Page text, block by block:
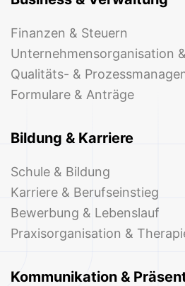
Finanzen & Steuern
Unternehmensorganisation
Qualitäts- &
Formulare & Anträge
Bildung & Karriere
Schule & Bildung
Karriere & Berufseinstieg
Bewerbung & Lebenslauf
Praxisorganisation &
Kommunikation &